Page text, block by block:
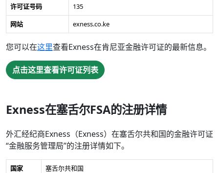
许可证号码
135
网站
exness.co.ke
您可以在这里查看Exness在肯尼亚金融许可证的最新信息。
点击这里查看许可证列表
Exness在塞舌尔FSA的注册详情
外汇经纪商Exness（Exness）在塞舌尔共和国的金融许可证
“金融服务管理局”的注册详情如下。
国家
塞舌尔共和国